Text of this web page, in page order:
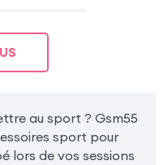
au sport ? Gsm55
sport pour
lors de vos sessions